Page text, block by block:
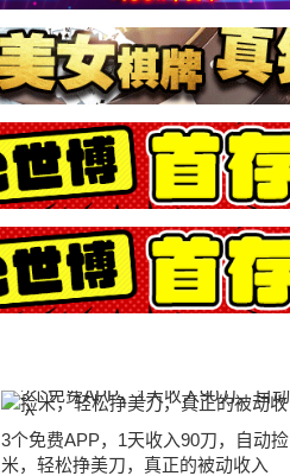
3个免费APP，1天收入90刀，自动捡
米，轻松挣美刀，真正的被动收入